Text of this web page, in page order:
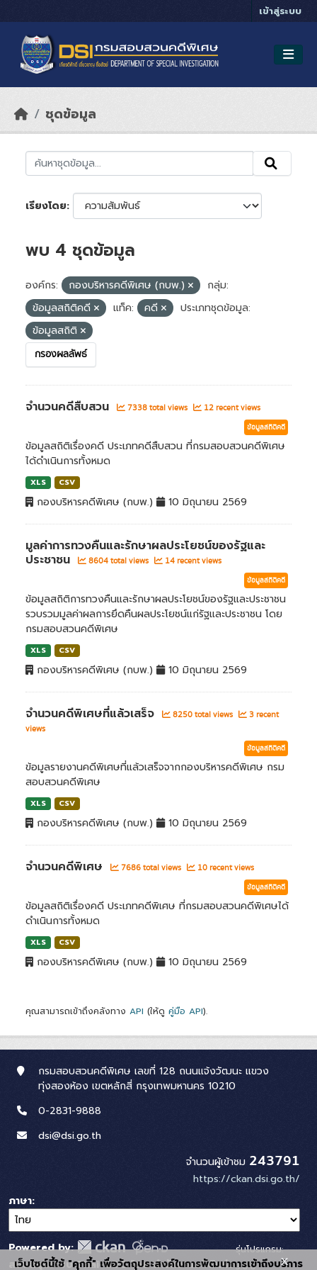
เข้าสู่ระบบ
ชุดข้อมูล
เรียงโดย
พบ 4 ชุดข้อมูล
องค์กร: กองบริหารคดีพิเศษ (กบพ.)
กลุ่ม:
ข้อมูลสถิติคดี
แท็ค: คดี
ประเภทชุดข้อมูล:
ข้อมูลสถิติ
กรองผลลัพธ์
จำนวนคดีสืบสวน 7338 total views 12 recent views
ข้อมูลสถิติคดี
ข้อมูลสถิติเรื่องคดี ประเภทคดีสืบสวน ที่กรมสอบสวนคดีพิเศษ
ได้ดำเนินการทั้งหมด
XLS CSV
กองบริหารคดีพิเศษ (กบพ.) 10 มิถุนายน 2569
มูลค่าการทวงคืนและรักษาผลประโยชน์ของรัฐและ
ประชาชน
8604 total views 14 recent views
ข้อมูลสถิติคดี
ข้อมูลสถิติการทวงคืนและรักษาผลประโยชน์ของรัฐและประชาชน
รวบรวมมูลค่าผลการยึดคืนผลประโยชน์แก่รัฐและประชาชน โดย
กรมสอบสวนคดีพิเศษ
XLS CSV
กองบริหารคดีพิเศษ (กบพ.) 10 มิถุนายน 2569
จำนวนคดีพิเศษที่แล้วเสร็จ 8250 total views
3 recent
views
ข้อมูลสถิติคดี
ข้อมูลรายงานคดีพิเศษที่แล้วเสร็จจากกองบริหารคดีพิเศษ กรม
สอบสวนคดีพิเศษ
XLS CSV
กองบริหารคดีพิเศษ (กบพ.) 10 มิถุนายน 2569
จำนวนคดีพิเศษ 7686 total views 10 recent views
ข้อมูลสถิติคดี
ข้อมูลสถิติเรื่องคดี ประเภทคดีพิเศษ ที่กรมสอบสวนคดีพิเศษได้
ดำเนินการทั้งหมด
XLS CSV
กองบริหารคดีพิเศษ (กบพ.) 10 มิถุนายน 2569
คุณสามารถเข้าถึงคลังทาง API (ให้ดู คู่มือ API).
กรมสอบสวนคดีพิเศษ เลขที่ 128 ถนนแจ้งวัฒนะ แขวง
ทุ่งสองห้อง เขตหลักสี่ กรุงเทพมหานคร 10210
0-2831-9888
dsi@dsi.go.th
จำนวนผู้เข้าชม 243791
https://ckan.dsi.go.th/
ภาษา
Powered by:
สนับสนุนระบบ Thai-GDC โดย สำนักงานสถิติแห่ง
รุ่นโปรแกรม:
3.0.0
เว็บไซต์นี้ใช้ "คุกกี้" เพื่อวัตถุประสงค์ในการพัฒนาการเข้าถึงบริการ
x